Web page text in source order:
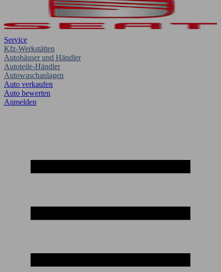
Service
Kfz-Werkstätten
Autohäuser und Händler
Autoteile-Händler
Autowaschanlagen
Auto verkaufen
Auto bewerten
Anmelden